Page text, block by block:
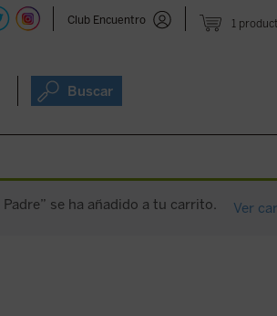
1
Club Encuentro
Buscar
Padre” se ha añadido a tu carrito. Ver